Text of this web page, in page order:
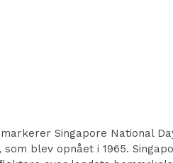
Singapore National
blev opnået i 1965.